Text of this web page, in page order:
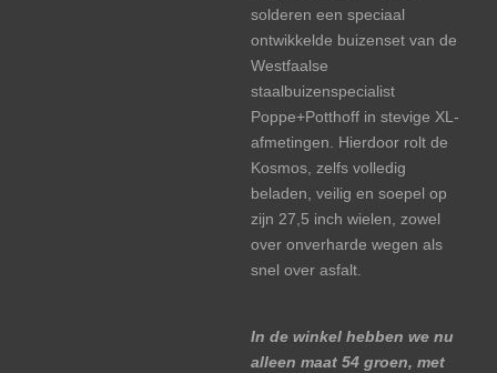
solderen een speciaal
ontwikkelde buizenset van de
Westfaalse
staalbuizenspecialist
Poppe+Potthoff in stevige XL-
afmetingen. Hierdoor rolt de
Kosmos, zelfs volledig
beladen, veilig en soepel op
zijn 27,5 inch wielen, zowel
over onverharde wegen als
snel over asfalt.
In de winkel hebben we nu
alleen maat 54 groen, met